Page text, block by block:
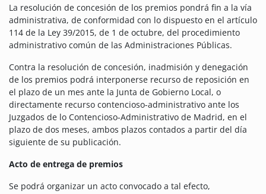
La resolución de concesión de los premios pondrá fin a la vía
administrativa, de conformidad con lo dispuesto en el artículo
114 de la Ley 39/2015, de 1 de octubre, del procedimiento
administrativo común de las Administraciones Públicas.
Contra la resolución de concesión, inadmisión y denegación
de los premios podrá interponerse recurso de reposición en
el plazo de un mes ante la Junta de Gobierno Local, o
directamente recurso contencioso-administrativo ante los
Juzgados de lo Contencioso-Administrativo de Madrid, en el
plazo de dos meses, ambos plazos contados a partir del día
siguiente de su publicación.
Acto de entrega de premios
Se podrá organizar un acto convocado a tal efecto,